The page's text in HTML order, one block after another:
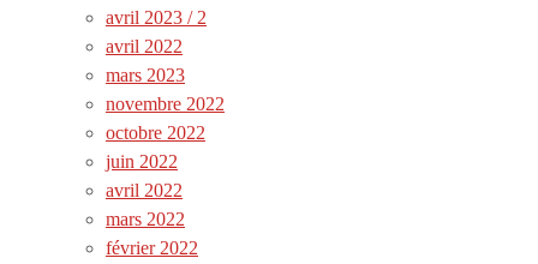
avril 2023 / 2
avril 2022
mars 2023
novembre 2022
octobre 2022
juin 2022
avril 2022
mars 2022
février 2022